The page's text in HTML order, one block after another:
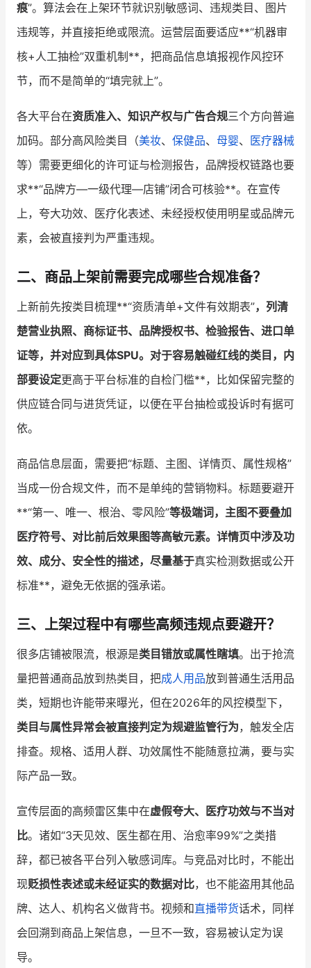
痕”。算法会在上架环节就识别敏感词、违规类目、图片
违规等，并直接拒绝或限流。运营层面要适应**“机器审
核+人工抽检”双重机制**，把商品信息填报视作风控环
节，而不是简单的“填完就上”。
各大平台在资质准入、知识产权与广告合规三个方向普遍
加码。部分高风险类目（美妆、 保健品、 母婴、 医疗器械
等）需要更细化的许可证与检测报告，品牌授权链路也要
求**“品牌方—一级代理—店铺”闭合可核验**。在宣传
上，夸大功效、医疗化表述、未经授权使用明星或品牌元
素，会被直接判为严重违规。
二、商品上架前需要完成哪些合规准备？
上新前先按类目梳理**“资质清单+文件有效期表”，列清
楚营业执照、商标证书、品牌授权书、检验报告、进口单
证等，并对应到具体SPU。对于容易触碰红线的类目，内
部要设定更高于平台标准的自检门槛**，比如保留完整的
供应链合同与进货凭证，以便在平台抽检或投诉时有据可
依。
商品信息层面，需要把“标题、主图、详情页、属性规格”
当成一份合规文件，而不是单纯的营销物料。标题要避开
**“第一、唯一、根治、零风险”等极端词，主图不要叠加
医疗符号、对比前后效果图等高敏元素。详情页中涉及功
效、成分、安全性的描述，尽量基于真实检测数据或公开
标准**，避免无依据的强承诺。
三、上架过程中有哪些高频违规点要避开？
很多店铺被限流，根源是类目错放或属性瞎填。出于抢流
量把普通商品放到热类目，把成人用品放到普通生活用品
类，短期也许能带来曝光，但在2026年的风控模型下，
类目与属性异常会被直接判定为规避监管行为，触发全店
排查。规格、适用人群、功效属性不能随意拉满，要与实
际产品一致。
宣传层面的高频雷区集中在虚假夸大、医疗功效与不当对
比。诸如“3天见效、医生都在用、治愈率99%”之类措
辞，都已被各平台列入敏感词库。与竞品对比时，不能出
现贬损性表述或未经证实的数据对比，也不能盗用其他品
牌、达人、机构名义做背书。视频和直播带货话术，同样
会回溯到商品上架信息，一旦不一致，容易被认定为误
导。